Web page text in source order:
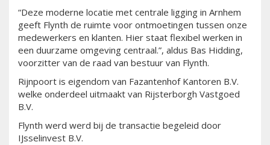
“Deze moderne locatie met centrale ligging in Arnhem
geeft Flynth de ruimte voor ontmoetingen tussen onze
medewerkers en klanten. Hier staat flexibel werken in
een duurzame omgeving centraal.”, aldus Bas Hidding,
voorzitter van de raad van bestuur van Flynth.
Rijnpoort is eigendom van Fazantenhof Kantoren B.V.
welke onderdeel uitmaakt van Rijsterborgh Vastgoed
B.V.
Flynth werd werd bij de transactie begeleid door
IJsselinvest B.V.